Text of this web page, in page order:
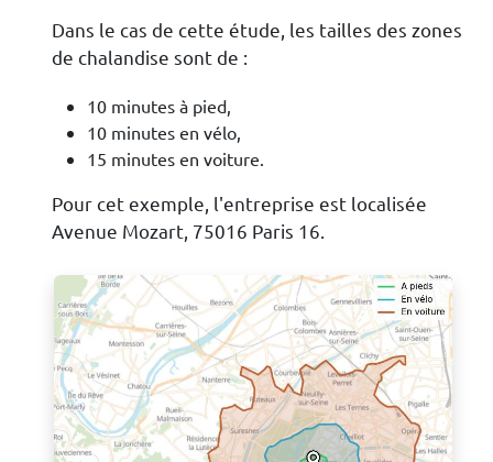
Dans le cas de cette étude, les tailles des zones
de chalandise sont de :
10 minutes à pied,
10 minutes en vélo,
15 minutes en voiture.
Pour cet exemple, l'entreprise est localisée
Avenue Mozart, 75016 Paris 16.